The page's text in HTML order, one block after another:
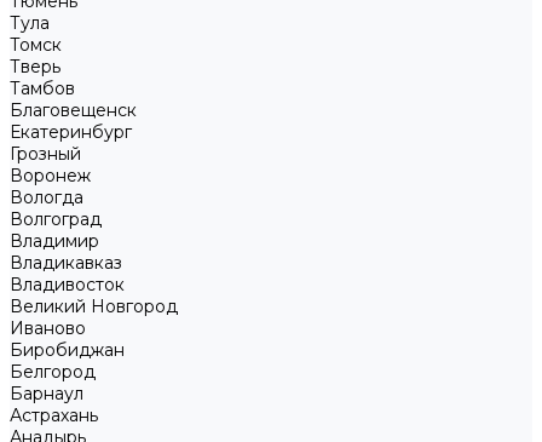
Тула
Томск
Тверь
Тамбов
Благовещенск
Екатеринбург
Грозный
Воронеж
Вологда
Волгоград
Владимир
Владикавказ
Владивосток
Великий Новгород
Иваново
Биробиджан
Белгород
Барнаул
Астрахань
Анадырь